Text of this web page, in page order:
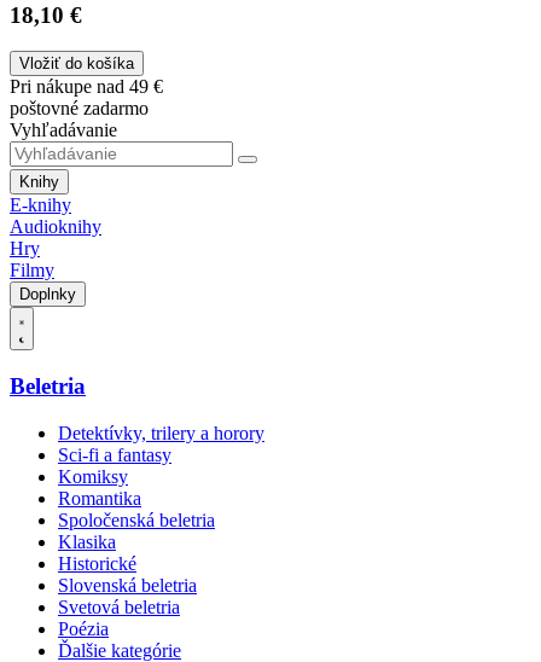
18,10 €
Vložiť do košíka
Pri nákupe nad 49 €
poštovné zadarmo
Vyhľadávanie
Knihy
E-knihy
Audioknihy
Hry
Filmy
Doplnky
Beletria
Detektívky, trilery a horory
Sci-fi a fantasy
Komiksy
Romantika
Spoločenská beletria
Klasika
Historické
Slovenská beletria
Svetová beletria
Poézia
Ďalšie kategórie